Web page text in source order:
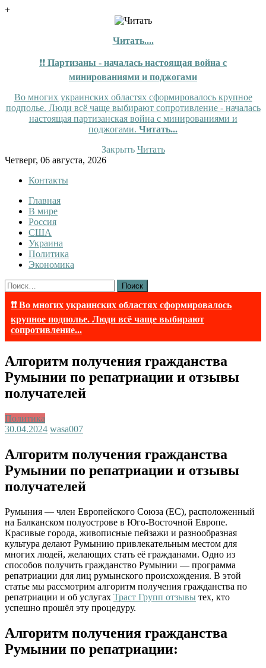
+
Читать....
❗❗ Партизаны - началась настоящая война с
минированиями и поджогами
Во многих украинских областях сформировалось крупное
подполье. Люди всё чаще выбирают сопротивление - началась
настоящая партизанская война с минированиями и
поджогами. Читать...
Закрыть Читать
Skip
content
Четверг, 06 августа, 2026
Контакты
InfoRuss
InfoRuss — Новости
Главная
В мире
Россия
США
Украина
Политика
Экономика
Найти:
❗❗ Во многих украинских областях сформировалось
крупное подполье. Люди всё чаще выбирают
сопротивление...
Алгоритм получения гражданства
Румынии по репатриации и отзывы
получателей
Политика
30.04.2024 wasa007
Алгоритм получения гражданства
Румынии по репатриации и отзывы
получателей
Румыния — член Европейского Союза (ЕС), расположенный
на Балканском полуострове в Юго-Восточной Европе.
Красивые города, живописные пейзажи и разнообразная
культура делают Румынию привлекательным местом для
многих людей, желающих стать её гражданами. Одно из
способов получить гражданство Румынии — программа
репатриации для лиц румынского происхождения. В этой
статье мы рассмотрим алгоритм получения гражданства по
репатриации и об услугах Траст Групп отзывы тех, кто
успешно прошёл эту процедуру.
Алгоритм получения гражданства
Румынии по репатриации: